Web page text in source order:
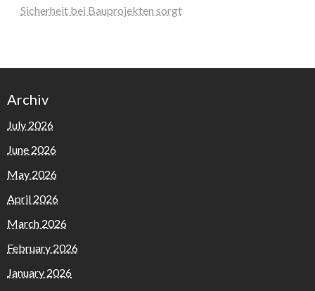
Sicherheit bei Bauprojekten sorgt
Archiv
July 2026
June 2026
May 2026
April 2026
March 2026
February 2026
January 2026